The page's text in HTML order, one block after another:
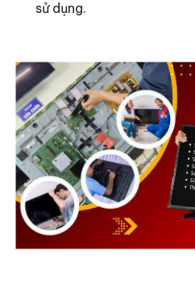
sử dụng.